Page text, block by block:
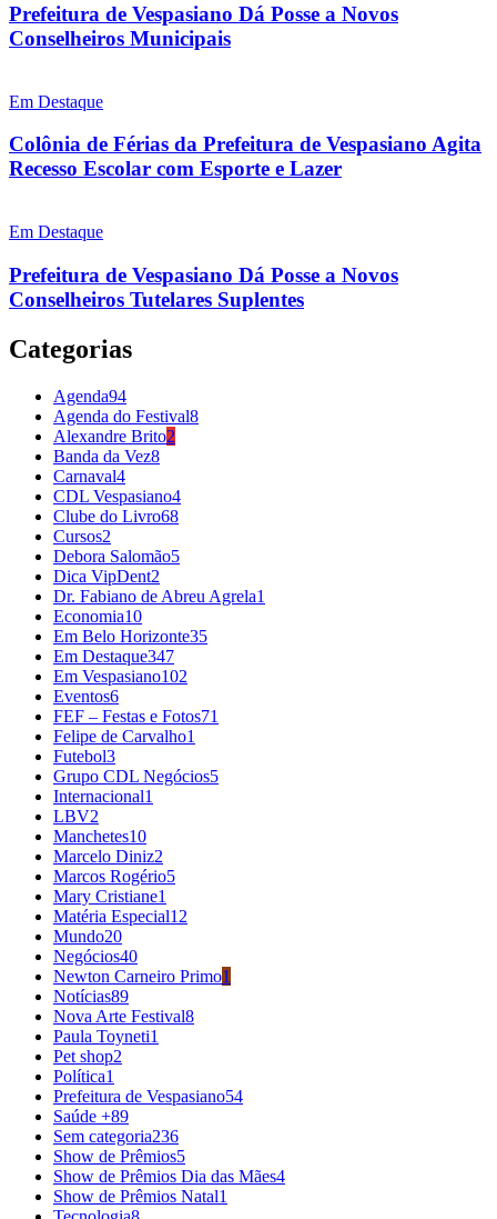
Prefeitura de Vespasiano Dá Posse a Novos
Conselheiros Municipais
Em Destaque
Colônia de Férias da Prefeitura de Vespasiano Agita
Recesso Escolar com Esporte e Lazer
Em Destaque
Prefeitura de Vespasiano Dá Posse a Novos
Conselheiros Tutelares Suplentes
Categorias
Agenda94
Agenda do Festival8
Alexandre Brito2
Banda da Vez8
Carnaval4
CDL Vespasiano4
Clube do Livro68
Cursos2
Debora Salomão5
Dica VipDent2
Dr. Fabiano de Abreu Agrela1
Economia10
Em Belo Horizonte35
Em Destaque347
Em Vespasiano102
Eventos6
FEF – Festas e Fotos71
Felipe de Carvalho1
Futebol3
Grupo CDL Negócios5
Internacional1
LBV2
Manchetes10
Marcelo Diniz2
Marcos Rogério5
Mary Cristiane1
Matéria Especial12
Mundo20
Negócios40
Newton Carneiro Primo1
Notícias89
Nova Arte Festival8
Paula Toyneti1
Pet shop2
Política1
Prefeitura de Vespasiano54
Saúde +89
Sem categoria236
Show de Prêmios5
Show de Prêmios Dia das Mães4
Show de Prêmios Natal1